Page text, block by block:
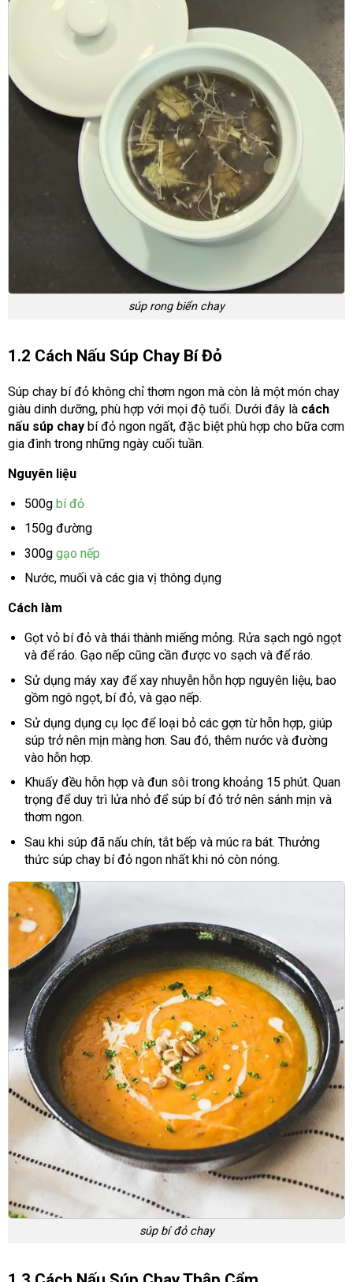
súp rong biển chay
1.2 Cách Nấu Súp Chay Bí Đỏ
Súp chay bí đỏ không chỉ thơm ngon mà còn là một món chay
giàu dinh dưỡng, phù hợp với mọi độ tuổi. Dưới đây là cách
nấu súp chay bí đỏ ngon ngất, đặc biệt phù hợp cho bữa cơm
gia đình trong những ngày cuối tuần.
Nguyên liệu
500g bí đỏ
150g đường
300g gạo nếp
Nước, muối và các gia vị thông dụng
Cách làm
Gọt vỏ bí đỏ và thái thành miếng mỏng. Rửa sạch ngô ngọt
và để ráo. Gạo nếp cũng cần được vo sạch và để ráo.
Sử dụng máy xay để xay nhuyễn hỗn hợp nguyên liệu, bao
gồm ngô ngọt, bí đỏ, và gạo nếp.
Sử dụng dụng cụ lọc để loại bỏ các gợn từ hỗn hợp, giúp
súp trở nên mịn màng hơn. Sau đó, thêm nước và đường
vào hỗn hợp.
Khuấy đều hỗn hợp và đun sôi trong khoảng 15 phút. Quan
trọng để duy trì lửa nhỏ để súp bí đỏ trở nên sánh mịn và
thơm ngon.
Sau khi súp đã nấu chín, tắt bếp và múc ra bát. Thưởng
thức súp chay bí đỏ ngon nhất khi nó còn nóng.
súp bí đỏ chay